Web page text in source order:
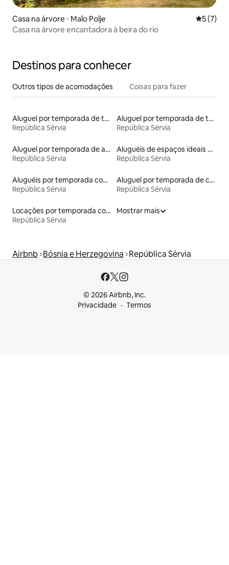
Casa na árvore ⋅ Malo Polje 5 de
5 (7)
Casa na árvore encantadora à beira do rio
Destinos para conhecer
Outros tipos de acomodações Coisas para fazer
Aluguel por temporada de townhouses
República Sérvia
Aluguel por temporada de tendas
República Sérvia
Aluguel por temporada de apart-hotéis
República Sérvia
Aluguéis de espaços ideais para famílias
República Sérvia
Aluguéis por temporada com cama de altura acessível
República Sérvia
Aluguel por temporada de casas de hóspedes
República Sérvia
Locações por temporada com piscina
República Sérvia
Mostrar mais
Airbnb Bósnia e Herzegovina República Sérvia
© 2026 Airbnb, Inc.
Privacidade
Termos